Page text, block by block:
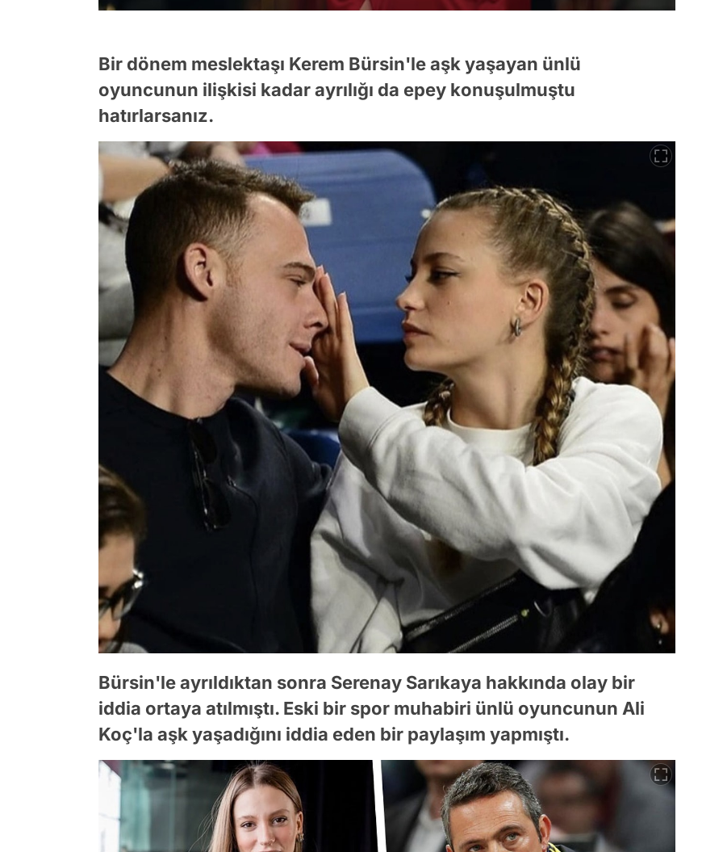
Bir dönem meslektaşı Kerem Bürsin'le aşk yaşayan ünlü
oyuncunun ilişkisi kadar ayrılığı da epey konuşulmuştu
hatırlarsanız.
Bürsin'le ayrıldıktan sonra Serenay Sarıkaya hakkında olay bir
iddia ortaya atılmıştı. Eski bir spor muhabiri ünlü oyuncunun Ali
Koç'la aşk yaşadığını iddia eden bir paylaşım yapmıştı.